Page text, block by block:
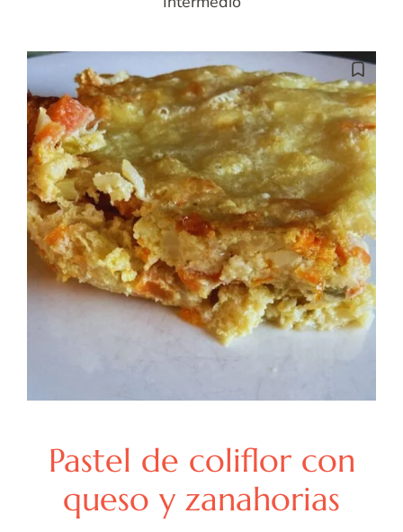
Pastel de coliflor con
queso y zanahorias